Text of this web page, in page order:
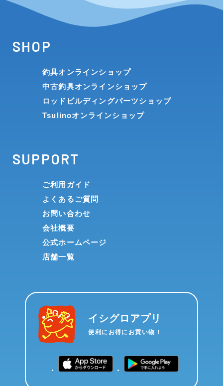
SHOP
釣具オンラインショップ
中古釣具オンラインショップ
ロッドビルディングパーツショップ
Tsulinoオンラインショップ
SUPPORT
ご利用ガイド
よくあるご質問
お問い合わせ
会社概要
公式ホームページ
店舗一覧
イシグロアプリ
便利にお得にお買い物！